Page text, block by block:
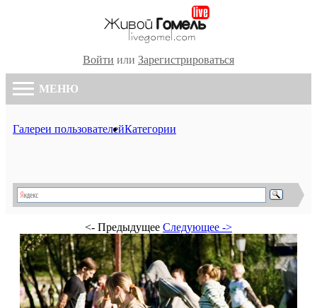
Войти или Зарегистрироваться
МЕНЮ
Галереи пользователейКатегории
<- Предыдущее Следующее ->